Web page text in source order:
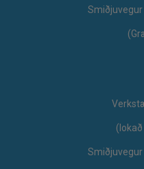
Smiðjuvegur
Smiðjuvegur